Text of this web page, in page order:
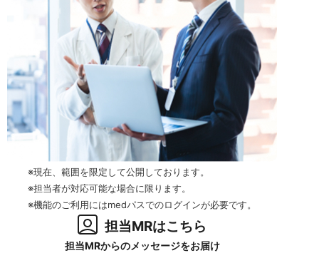
※現在、範囲を限定して公開しております。
※担当者が対応可能な場合に限ります。
※機能のご利用にはmedパスでのログインが必要です。
担当MRはこちら
担当MRからのメッセージをお届け